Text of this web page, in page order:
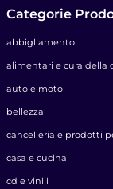
Categorie
abbigliamento
alimentari e cura della
auto e moto
bellezza
cancelleria e prodotti
casa e cucina
cd e vinili